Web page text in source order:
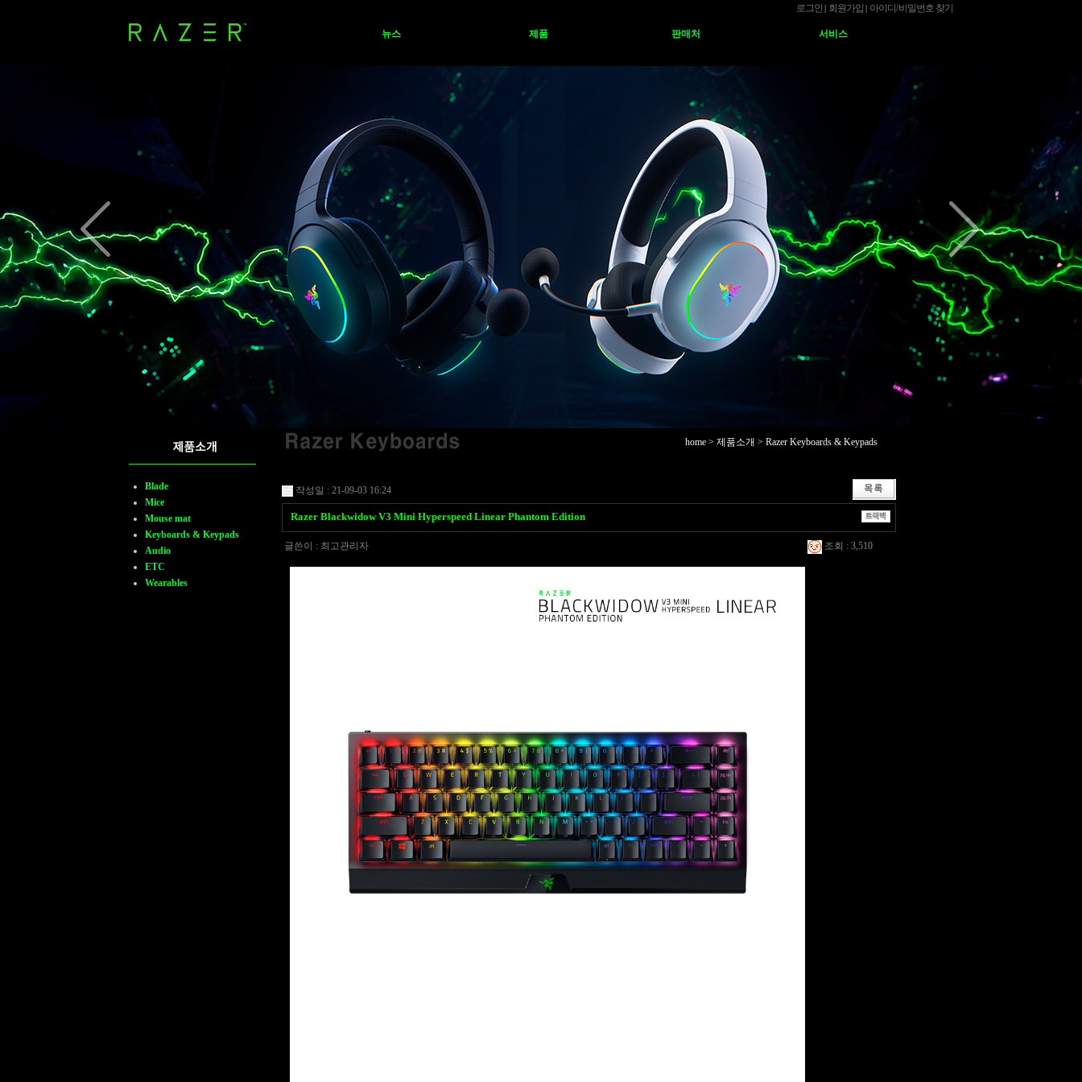
로그인 | 회원가입 | 아이디 /비밀번호 찾기
뉴스 제품 판매처 서비스
Blade
Mice
Mouse mat
Keyboards & Keypads
Audio
ETC
Wearables
home > 제품소개 > Razer Keyboards & Keypads
작성일 : 21-09-03 16:24
Razer Blackwidow V3 Mini Hyperspeed Linear Phantom Edition
글쓴이 : 최고관리자 조회 : 3,510